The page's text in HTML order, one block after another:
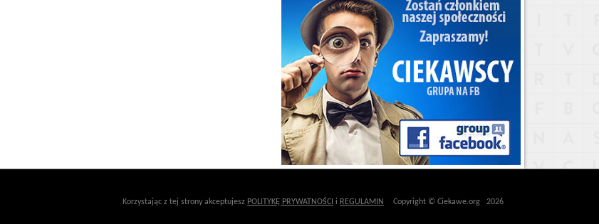
Korzystając z tej strony akceptujesz POLITYKĘ PRYWATNOŚCI i REGULAMIN Copyright © Ciekawe.org 2026